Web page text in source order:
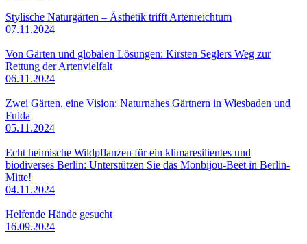
Stylische Naturgärten – Ästhetik trifft Artenreichtum
07.11.2024
Von Gärten und globalen Lösungen: Kirsten Seglers Weg zur
Rettung der Artenvielfalt
06.11.2024
Zwei Gärten, eine Vision: Naturnahes Gärtnern in Wiesbaden und
Fulda
05.11.2024
Echt heimische Wildpflanzen für ein klimaresilientes und
biodiverses Berlin: Unterstützen Sie das Monbijou-Beet in Berlin-
Mitte!
04.11.2024
Helfende Hände gesucht
16.09.2024